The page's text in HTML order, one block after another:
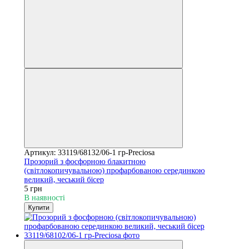
Артикул: 33119/68132/06-1 гр-Preciosa
Прозорий з фосфорною блакитною
(світлокопичувальною) профарбованою серединкою
великий, чеський бісер
5 грн
В наявності
Купити